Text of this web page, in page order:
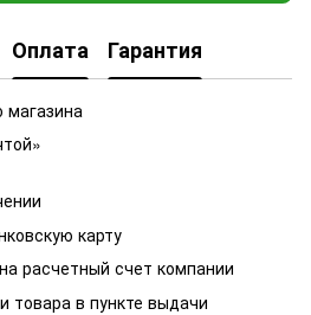
Оплата Гарантия
карту
расчетный счет компании
товара в пункте выдачи